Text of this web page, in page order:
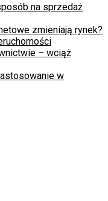
na sprzedaż
zmieniają rynek?
– wciąż
w